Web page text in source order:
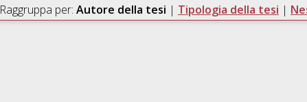
Raggruppa per: Autore della tesi | Tipologia della tesi |